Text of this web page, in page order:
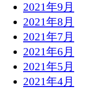
2021年9月
2021年8月
2021年7月
2021年6月
2021年5月
2021年4月